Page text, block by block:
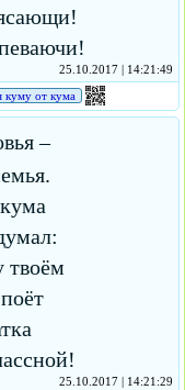
25.10.2017 | 14:21:49
куму от кума
–
твоём
25.10.2017 | 14:21:29